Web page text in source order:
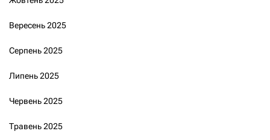
Вересень 2025
Серпень 2025
Липень 2025
Червень 2025
Травень 2025